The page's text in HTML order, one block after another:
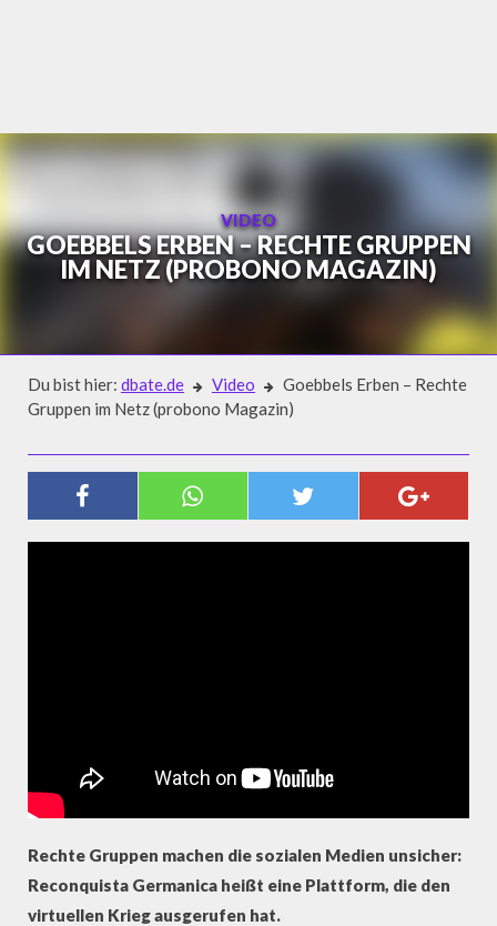
VIDEO
GOEBBELS ERBEN – RECHTE GRUPPEN
IM NETZ (PROBONO MAGAZIN)
Du bist hier: dbate.de Video
Goebbels Erben – Rechte
Gruppen im Netz (probono Magazin)
GOEBBELS ERBEN – RECHTE
GRUPPEN IM NETZ (PROBONO
MAGAZIN)
Rechte Gruppen machen die sozialen Medien unsicher:
Reconquista Germanica heißt eine Plattform, die den
virtuellen Krieg ausgerufen hat.